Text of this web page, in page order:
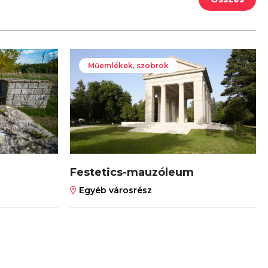
Műemlékek, szobrok
Festetics-mauzóleum
Egyéb városrész